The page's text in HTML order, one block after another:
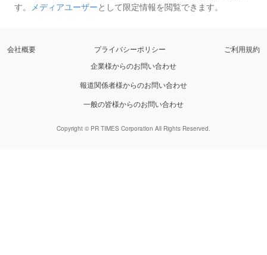
す。 メディアユーザーとして限定情報を閲覧できます。
会社概要 プライバシーポリシー
ご利用規約
企業様からのお問い合わせ
報道関係者様からのお問い合わせ
一般の皆様からのお問い合わせ
Copyright © PR TIMES Corporation All Rights Reserved.